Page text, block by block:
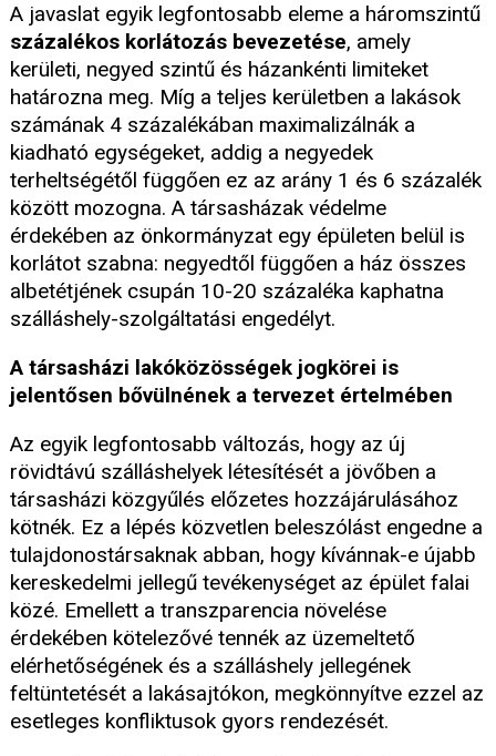
A javaslat egyik legfontosabb eleme a háromszintű
százalékos korlátozás bevezetése, amely
kerületi, negyed szintű és házankénti limiteket
határozna meg. Míg a teljes kerületben a lakások
számának 4 százalékában maximalizálnák a
kiadható egységeket, addig a negyedek
terheltségétől függően ez az arány 1 és 6 százalék
között mozogna. A társasházak védelme
érdekében az önkormányzat egy épületen belül is
korlátot szabna: negyedtől függően a ház összes
albetétjének csupán 10-20 százaléka kaphatna
szálláshely-szolgáltatási engedélyt.
A társasházi lakóközösségek jogkörei is
jelentősen bővülnének a tervezet értelmében
Az egyik legfontosabb változás, hogy az új
rövidtávú szálláshelyek létesítését a jövőben a
társasházi közgyűlés előzetes hozzájárulásához
kötnék. Ez a lépés közvetlen beleszólást engedne a
tulajdonostársaknak abban, hogy kívánnak-e újabb
kereskedelmi jellegű tevékenységet az épület falai
közé. Emellett a transzparencia növelése
érdekében kötelezővé tennék az üzemeltető
elérhetőségének és a szálláshely jellegének
feltüntetését a lakásajtókon, megkönnyítve ezzel az
esetleges konfliktusok gyors rendezését.